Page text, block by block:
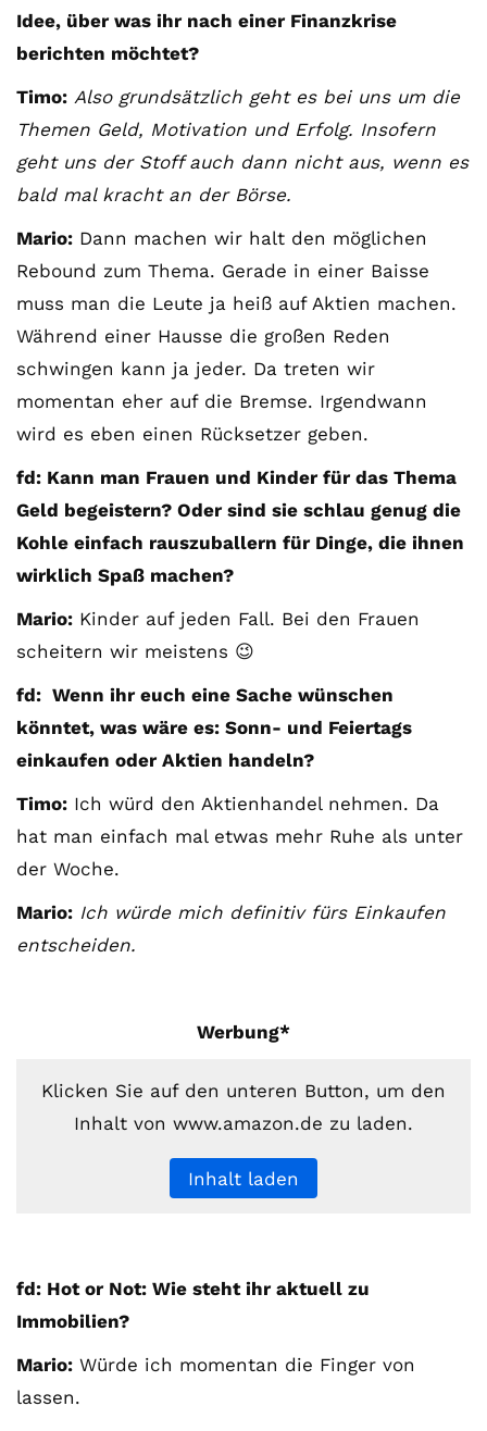
Idee, über was ihr nach einer Finanzkrise
berichten möchtet?
Timo: Also grundsätzlich geht es bei uns um die
Themen Geld, Motivation und Erfolg. Insofern
geht uns der Stoff auch dann nicht aus, wenn es
bald mal kracht an der Börse.
Mario: Dann machen wir halt den möglichen
Rebound zum Thema. Gerade in einer Baisse
muss man die Leute ja heiß auf Aktien machen.
Während einer Hausse die großen Reden
schwingen kann ja jeder. Da treten wir
momentan eher auf die Bremse. Irgendwann
wird es eben einen Rücksetzer geben.
fd: Kann man Frauen und Kinder für das Thema
Geld begeistern? Oder sind sie schlau genug die
Kohle einfach rauszuballern für Dinge, die ihnen
wirklich Spaß machen?
Mario: Kinder auf jeden Fall. Bei den Frauen
scheitern wir meistens 😉
fd: Wenn ihr euch eine Sache wünschen
könntet, was wäre es: Sonn- und Feiertags
einkaufen oder Aktien handeln?
Timo: Ich würd den Aktienhandel nehmen. Da
hat man einfach mal etwas mehr Ruhe als unter
der Woche.
Mario: Ich würde mich definitiv fürs Einkaufen
entscheiden.
Werbung*
Klicken Sie auf den unteren Button, um den
Inhalt von www.amazon.de zu laden.
Inhalt laden
fd: Hot or Not: Wie steht ihr aktuell zu
Immobilien?
Mario: Würde ich momentan die Finger von
lassen.